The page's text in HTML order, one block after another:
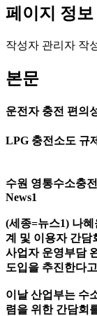
페이지 정보
작성자 관리자 작
본문
운전자 충전 편의
LPG 충전소도 규
수원 영통수소충
News1
(세종=뉴스1) 나
계 및 이용자 간담
사업자 운영부담
도입을 추진한다
이날 산업부는 수
렴을 위한 간담회